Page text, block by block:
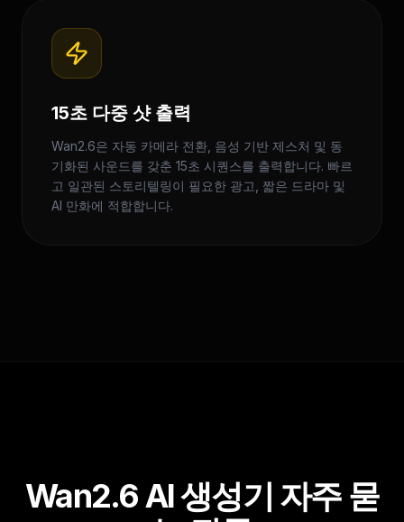
15초 다중 샷 출력
Wan2.6은 자동 카메라 전환, 음성 기반 제스처 및 동
기화된 사운드를 갖춘 15초 시퀀스를 출력합니다. 빠르
고 일관된 스토리텔링이 필요한 광고, 짧은 드라마 및
AI 만화에 적합합니다.
Wan2.6 AI 생성기 자주 묻